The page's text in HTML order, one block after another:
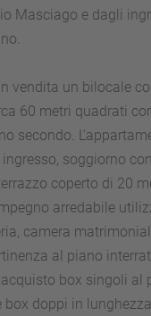
Masciago e dagli
vendita un bilocale
60 metri quadrati
secondo.
soggiorno
coperto di 20
arredabile
camera
al piano
box singoli al
box doppi in